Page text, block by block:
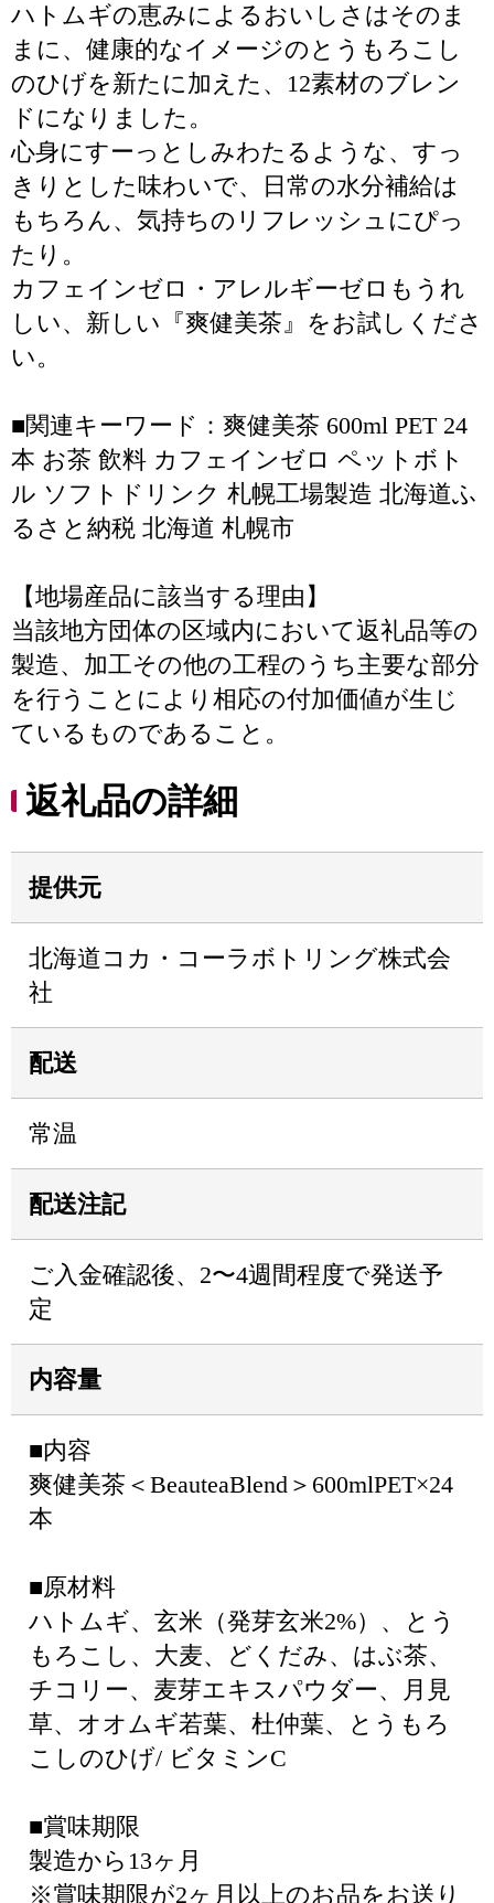
ハトムギの恵みによるおいしさはそのま
まに、健康的なイメージのとうもろこし
のひげを新たに加えた、12素材のブレン
ドになりました。
心身にすーっとしみわたるような、すっ
きりとした味わいで、日常の水分補給は
もちろん、気持ちのリフレッシュにぴっ
たり。
カフェインゼロ・アレルギーゼロもうれ
しい、新しい『爽健美茶』をお試しくださ
い。
■関連キーワード：爽健美茶 600ml PET 24
本 お茶 飲料 カフェインゼロ ペットボト
ル ソフトドリンク 札幌工場製造 北海道ふ
るさと納税 北海道 札幌市
【地場産品に該当する理由】
当該地方団体の区域内において返礼品等の
製造、加工その他の工程のうち主要な部分
を行うことにより相応の付加価値が生じ
ているものであること。
返礼品の詳細
提供元
北海道コカ・コーラボトリング株式会
社
配送
常温
配送注記
ご入金確認後、2〜4週間程度で発送予
定
内容量
■内容
爽健美茶＜BeauteaBlend＞600mlPET×24
本
■原材料
ハトムギ、玄米（発芽玄米2%）、とう
もろこし、大麦、どくだみ、はぶ茶、
チコリー、麦芽エキスパウダー、月見
草、オオムギ若葉、杜仲葉、とうもろ
こしのひげ/ ビタミンC
■賞味期限
製造から13ヶ月
※賞味期限が2ヶ月以上のお品をお送り